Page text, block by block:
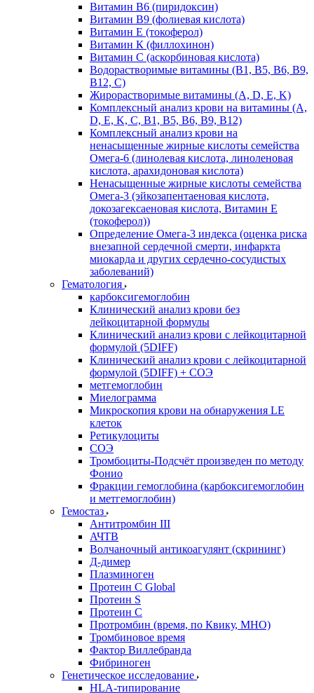
Витамин В6 (пиридоксин)
Витамин В9 (фолиевая кислота)
Витамин Е (токоферол)
Витамин К (филлохинон)
Витамин С (аскорбиновая кислота)
Водорастворимые витамины (B1, B5, B6, В9,
В12, С)
Жирорастворимые витамины (A, D, E, K)
Комплексный анализ крови на витамины (A,
D, E, K, C, B1, B5, B6, В9, B12)
Комплексный анализ крови на
ненасыщенные жирные кислоты семейства
Омега-6 (линолевая кислота, линоленовая
кислота, арахидоновая кислота)
Ненасыщенные жирные кислоты семейства
Омега-3 (эйкозапентаеновая кислота,
докозагексаеновая кислота, Витамин E
(токоферол))
Определение Омега-3 индекса (оценка риска
внезапной сердечной смерти, инфаркта
миокарда и других сердечно-сосудистых
заболеваний)
Гематология
карбоксигемоглобин
Клинический анализ крови без
лейкоцитарной формулы
Клинический анализ крови с лейкоцитарной
формулой (5DIFF)
Клинический анализ крови с лейкоцитарной
формулой (5DIFF) + СОЭ
метгемоглобин
Миелограмма
Микроскопия крови на обнаружения LE
клеток
Ретикулоциты
СОЭ
Тромбоциты-Подсчёт произведен по методу
Фонио
Фракции гемоглобина (карбоксигемоглобин
и метгемоглобин)
Гемостаз
Антитромбин III
АЧТВ
Волчаночный антикоагулянт (скрининг)
Д-димер
Плазминоген
Протеин C Global
Протеин S
Протеин С
Протромбин (время, по Квику, МНО)
Тромбиновое время
Фактор Виллебранда
Фибриноген
Генетическое исследование
HLA-типирование